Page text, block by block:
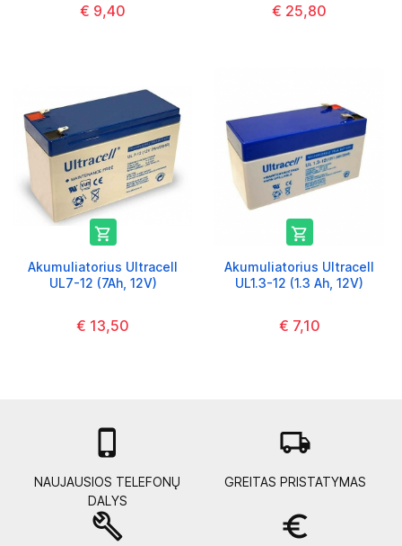
€ 9,40 € 25,80

Akumuliatorius Ultracell
UL7-12 (7Ah, 12V)
€ 13,50

Akumuliatorius Ultracell
UL1.3-12 (1.3 Ah, 12V)
€ 7,10

NAUJAUSIOS TELEFONŲ
DALYS
local_shipping
GREITAS PRISTATYMAS
build euro_symbol